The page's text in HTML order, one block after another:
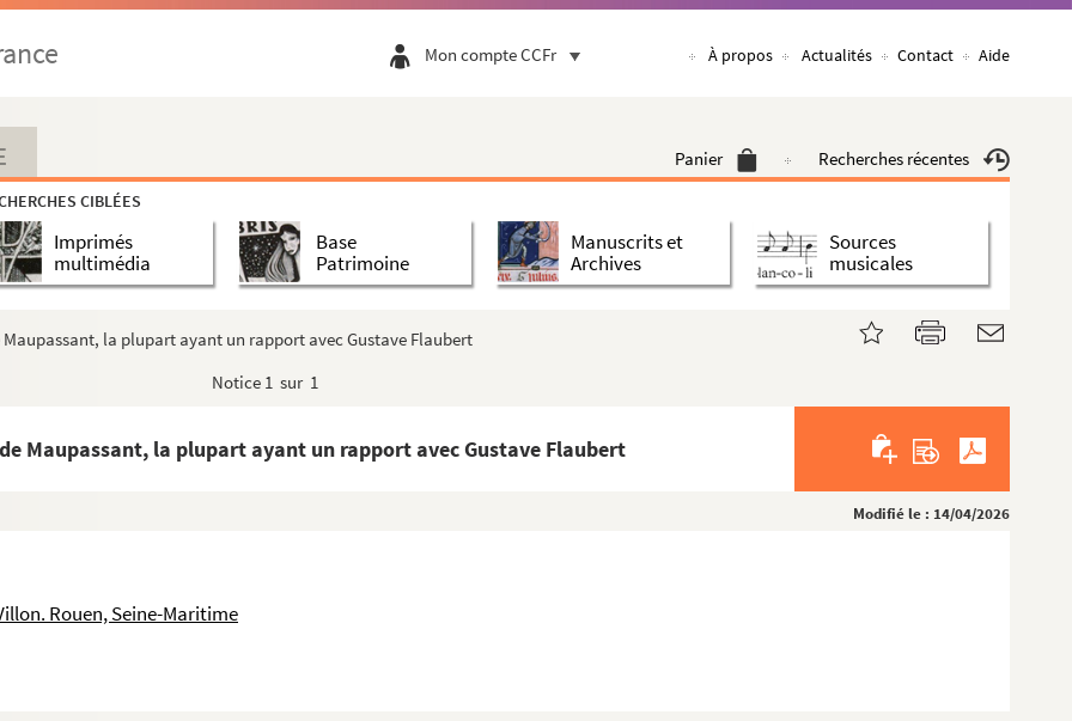
Mon compte CCFr À propos Actualités Contact Aide
Panier Recherches récentes
CIBLÉES
Imprimés
multimédia
Base
Patrimoine
Manuscrits et
Archives
Sources
musicales
Maupassant, la plupart ayant un rapport avec Gustave Flaubert
Notice 1 sur 1
Maupassant, la plupart ayant un rapport avec Gustave Flaubert
Modifié le : 14/04/2026
Rouen, Seine-Maritime
Ernest Feydeau.
signée à Jules Cloquet.
à Rouen
à Philippe Leparfait
à Philippe Leparfait
un portrait.
Cazalis et à son épouse
dont un inédit.
à Guy de Maupassant
en latin et en français ; prières en frança...